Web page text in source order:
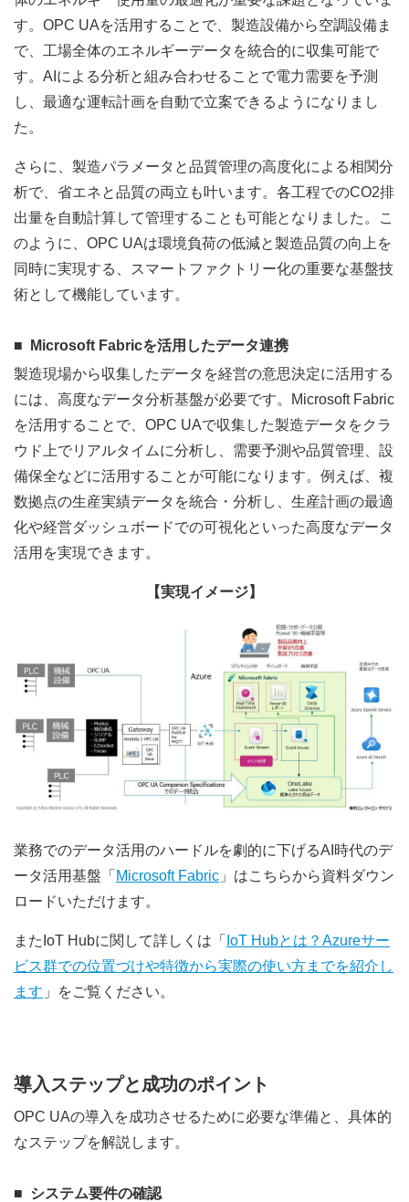
す。OPC UAを活用することで、製造設備から空調設備ま
で、工場全体のエネルギーデータを統合的に収集可能で
す。AIによる分析と組み合わせることで電力需要を予測
し、最適な運転計画を自動で立案できるようになりまし
た。
さらに、製造パラメータと品質管理の高度化による相関分
析で、省エネと品質の両立も叶います。各工程でのCO2排
出量を自動計算して管理することも可能となりました。こ
のように、OPC UAは環境負荷の低減と製造品質の向上を
同時に実現する、スマートファクトリー化の重要な基盤技
術として機能しています。
Microsoft Fabricを活用したデータ連携
製造現場から収集したデータを経営の意思決定に活用する
には、高度なデータ分析基盤が必要です。Microsoft Fabric
を活用することで、OPC UAで収集した製造データをクラ
ウド上でリアルタイムに分析し、需要予測や品質管理、設
備保全などに活用することが可能になります。例えば、複
数拠点の生産実績データを統合・分析し、生産計画の最適
化や経営ダッシュボードでの可視化といった高度なデータ
活用を実現できます。
【実現イメージ】
業務でのデータ活用のハードルを劇的に下げるAI時代のデ
ータ活用基盤「 Microsoft Fabric 」はこちらから資料ダウン
ロードいただけます。
またIoT Hubに関して詳しくは「 IoT Hubとは？Azureサー
ビス群での位置づけや特徴から実際の使い方までを紹介し
ます 」をご覧ください。
導入ステップと成功のポイント
OPC UAの導入を成功させるために必要な準備と、具体的
なステップを解説します。
システム要件の確認